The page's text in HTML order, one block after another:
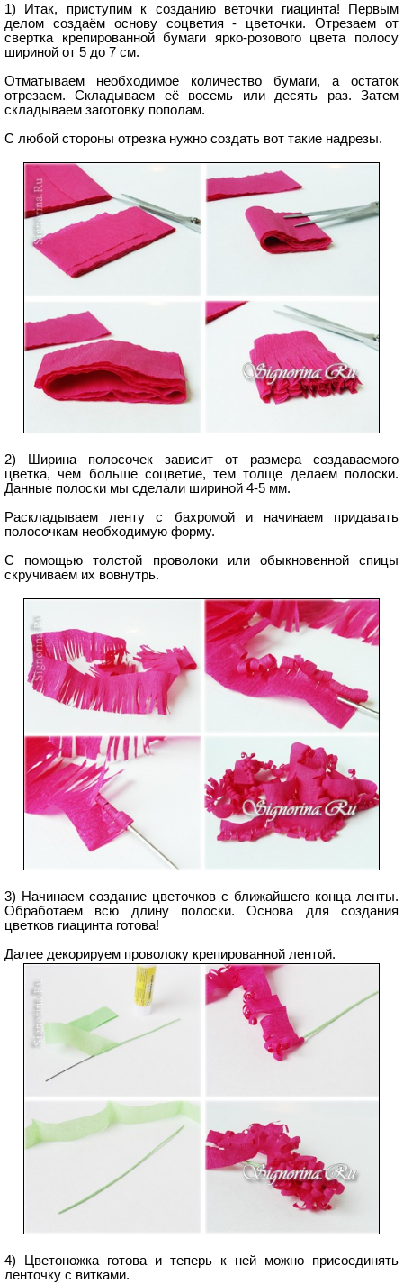
1) Итак, приступим к созданию веточки гиацинта! Первым
делом создаём основу соцветия - цветочки. Отрезаем от
свертка крепированной бумаги ярко-розового цвета полосу
шириной от 5 до 7 см.
Отматываем необходимое количество бумаги, а остаток
отрезаем. Складываем её восемь или десять раз. Затем
складываем заготовку пополам.
С любой стороны отрезка нужно создать вот такие надрезы.
2) Ширина полосочек зависит от размера создаваемого
цветка, чем больше соцветие, тем толще делаем полоски.
Данные полоски мы сделали шириной 4-5 мм.
Раскладываем ленту с бахромой и начинаем придавать
полосочкам необходимую форму.
С помощью толстой проволоки или обыкновенной спицы
скручиваем их вовнутрь.
3) Начинаем создание цветочков с ближайшего конца ленты.
Обработаем всю длину полоски. Основа для создания
цветков гиацинта готова!
Далее декорируем проволоку крепированной лентой.
4) Цветоножка готова и теперь к ней можно присоединять
ленточку с витками.